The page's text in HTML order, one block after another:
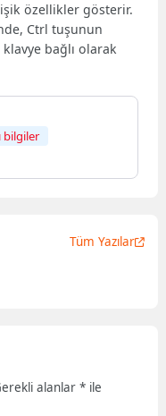
özellikler gösterir.
Ctrl tuşunun
bağlı olarak
bilgiler
Tüm Yazılar
alanlar* ile